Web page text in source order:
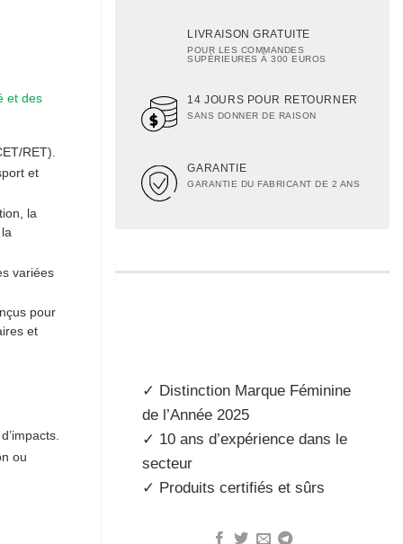
et des
RET).
et
la
variées
pour
et
ou
LIVRAISON GRATUITE
POUR LES COMMANDES
SUPÉRIEURES À 300 EUROS
14 JOURS POUR RETOURNER
SANS DONNER DE RAISON
GARANTIE
GARANTIE DU FABRICANT DE 2 ANS
✓ Distinction Marque Féminine
de l’Année 2025
✓ 10 ans d’expérience dans le
secteur
✓ Produits certifiés et sûrs